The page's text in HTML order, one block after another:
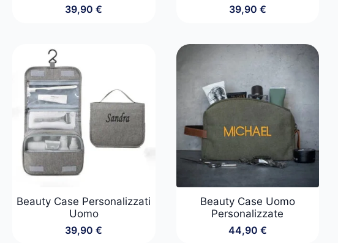
39,90€
39,90 €
Beauty Case Personalizzati
Uomo
39,90€
Beauty Case Uomo
Personalizzate
44,90 €